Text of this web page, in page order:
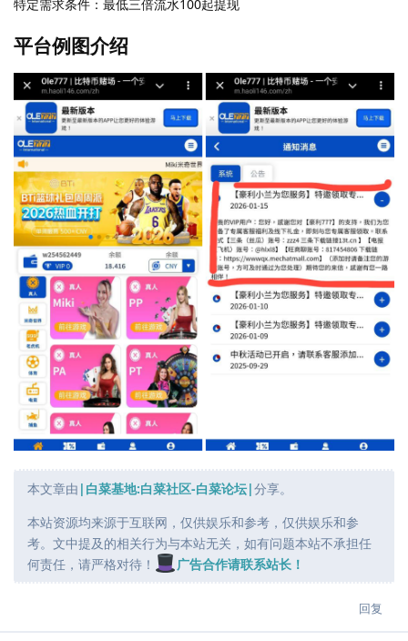
特定需求条件：最低三倍流水100起提现
平台例图介绍
本文章由 |白菜基地:白菜社区-白菜论坛|分享。
本站资源均来源于互联网，仅供娱乐和参考，仅供娱乐和参
考。文中提及的相关行为与本站无关，如有问题本站不承担任
何责任，请严格对待！
广告合作请联系站长！
回复